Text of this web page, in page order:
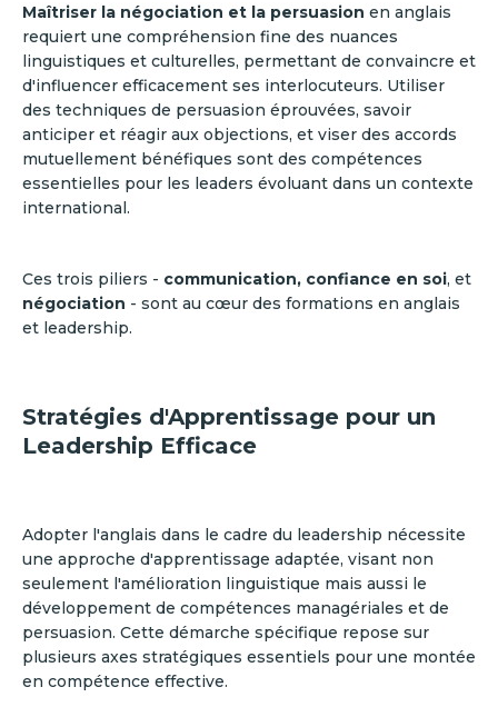
Maîtriser la négociation et la persuasion en anglais
requiert une compréhension fine des nuances
linguistiques et culturelles, permettant de convaincre et
d'influencer efficacement ses interlocuteurs. Utiliser
des techniques de persuasion éprouvées, savoir
anticiper et réagir aux objections, et viser des accords
mutuellement bénéfiques sont des compétences
essentielles pour les leaders évoluant dans un contexte
international.
Ces trois piliers - communication, confiance en soi, et
négociation - sont au cœur des formations en anglais
et leadership.
Stratégies d'Apprentissage pour un
Leadership Efficace
Adopter l'anglais dans le cadre du leadership nécessite
une approche d'apprentissage adaptée, visant non
seulement l'amélioration linguistique mais aussi le
développement de compétences managériales et de
persuasion. Cette démarche spécifique repose sur
plusieurs axes stratégiques essentiels pour une montée
en compétence effective.